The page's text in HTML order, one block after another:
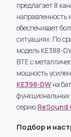
предлагает 8
направленность
обеспечивает
ситуациях. По
модель KE388-
BTE с
мощность
KE398-DWна
функциональных
серию ReSound
Подбор и